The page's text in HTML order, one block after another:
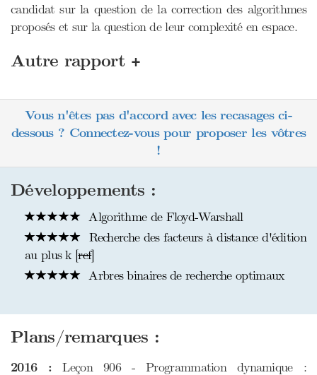
candidat sur la question de la correction des algorithmes
proposés et sur la question de leur complexité en espace.
Autre rapport +
Vous n'êtes pas d'accord avec les recasages ci-
dessous ? Connectez-vous pour proposer les vôtres
!
Développements :
Algorithme de Floyd-Warshall
Recherche des facteurs à distance d'édition
au plus k [ref]
Arbres binaires de recherche optimaux
Plans/remarques :
2016 : Leçon 906 - Programmation dynamique :